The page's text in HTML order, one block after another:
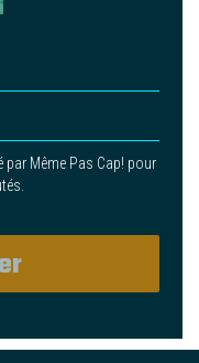
Même Pas Cap! pour